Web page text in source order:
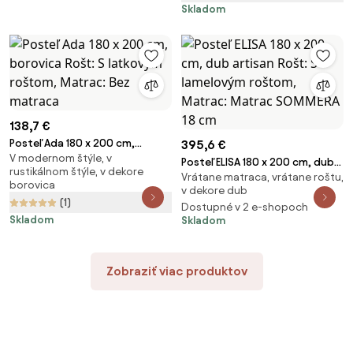
Skladom
138,7 €
Posteľ Ada 180 x 200 cm,
borovica Rošt: S latkovým
roštom, Matrac: Bez matraca
V modernom štýle, v
rustikálnom štýle, v dekore
borovica
(1)
Skladom
395,6 €
Posteľ ELISA 180 x 200 cm, dub
artisan Rošt: S lamelovým
roštom, Matrac: Matrac
SOMMERA 18 cm
Vrátane matraca, vrátane roštu,
v dekore dub
Dostupné v 2 e-shopoch
Skladom
Zobraziť viac produktov